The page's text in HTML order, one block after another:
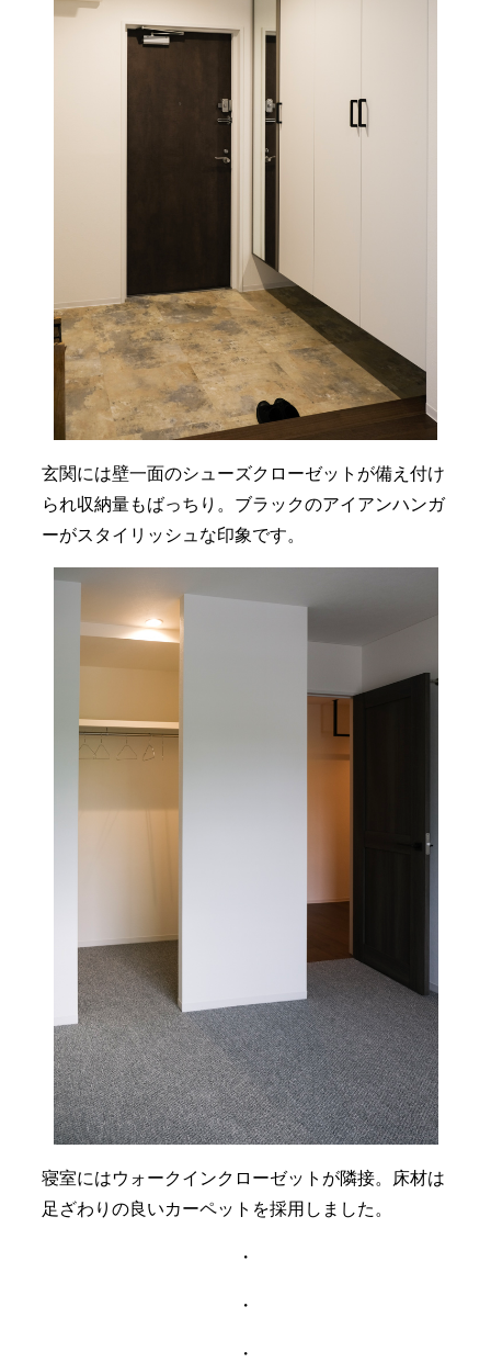
玄関には壁一面のシューズクローゼットが備え付け
られ収納量もばっちり。ブラックのアイアンハンガ
ーがスタイリッシュな印象です。
寝室にはウォークインクローゼットが隣接。床材は
足ざわりの良いカーペットを採用しました。
・
・
・